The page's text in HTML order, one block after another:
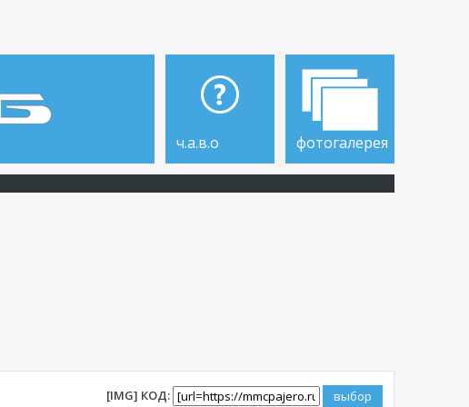
ч.а.в.о фотогалерея
[IMG] КОД: